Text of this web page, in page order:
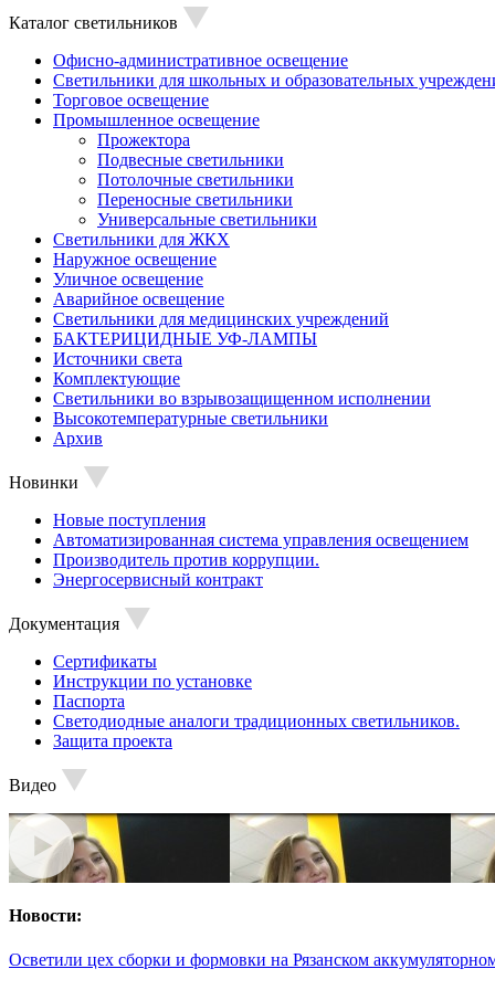
Каталог светильников
Офисно-административное освещение
Светильники для школьных и образовательных
Торговое освещение
Промышленное освещение
Прожектора
Подвесные светильники
Потолочные светильники
Переносные светильники
Универсальные светильники
Светильники для ЖКХ
Наружное освещение
Уличное освещение
Аварийное освещение
Светильники для медицинских учреждений
БАКТЕРИЦИДНЫЕ УФ-ЛАМПЫ
Источники света
Комплектующие
Светильники во взрывозащищенном исполнении
Высокотемпературные светильники
Архив
Новинки
Новые поступления
Автоматизированная система управления освещением
Производитель против коррупции.
Энергосервисный контракт
Документация
Сертификаты
Инструкции по установке
Паспорта
Светодиодные аналоги традиционных светильников.
Защита проекта
Видео
Новости:
Осветили цех сборки и формовки на Рязанском